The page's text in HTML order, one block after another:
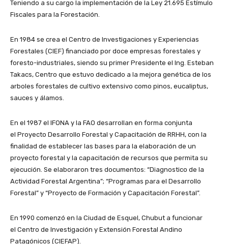
Teniendo a su cargo la implementación de la Ley 21.695 Estímulo
Fiscales para la Forestación.
En 1984 se crea el Centro de Investigaciones y Experiencias
Forestales (CIEF) financiado por doce empresas forestales y
foresto-industriales, siendo su primer Presidente el Ing. Esteban
Takacs, Centro que estuvo dedicado a la mejora genética de los
arboles forestales de cultivo extensivo como pinos, eucaliptus,
sauces y álamos.
En el 1987 el IFONA y la FAO desarrollan en forma conjunta
el Proyecto Desarrollo Forestal y Capacitación de RRHH, con la
finalidad de establecer las bases para la elaboración de un
proyecto forestal y la capacitación de recursos que permita su
ejecución. Se elaboraron tres documentos: “Diagnostico de la
Actividad Forestal Argentina”; “Programas para el Desarrollo
Forestal” y “Proyecto de Formación y Capacitación Forestal”.
En 1990 comenzó en la Ciudad de Esquel, Chubut a funcionar
el Centro de Investigación y Extensión Forestal Andino
Patagónicos (CIEFAP).